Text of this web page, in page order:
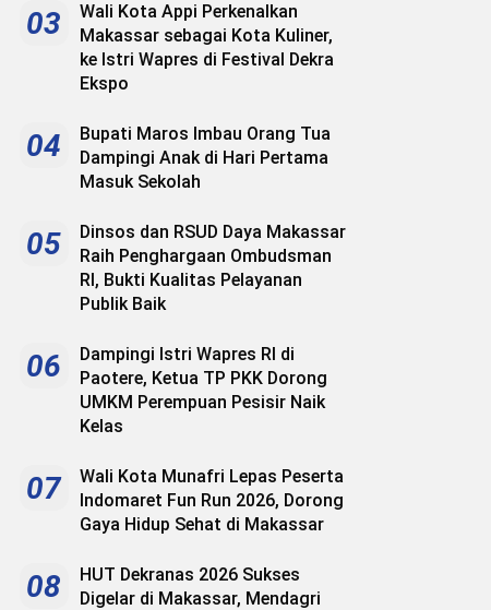
03
Wali Kota Appi Perkenalkan
Makassar sebagai Kota Kuliner,
ke Istri Wapres di Festival Dekra
Ekspo
04
Bupati Maros Imbau Orang Tua
Dampingi Anak di Hari Pertama
Masuk Sekolah
05
Dinsos dan RSUD Daya Makassar
Raih Penghargaan Ombudsman
RI, Bukti Kualitas Pelayanan
Publik Baik
06
Dampingi Istri Wapres RI di
Paotere, Ketua TP PKK Dorong
UMKM Perempuan Pesisir Naik
Kelas
07
Wali Kota Munafri Lepas Peserta
Indomaret Fun Run 2026, Dorong
Gaya Hidup Sehat di Makassar
08
HUT Dekranas 2026 Sukses
Digelar di Makassar, Mendagri